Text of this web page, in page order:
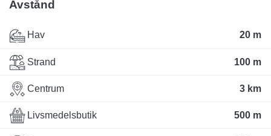
Avstånd
Hav 20 m
Strand 100 m
Centrum 3 km
Livsmedelsbutik 500 m